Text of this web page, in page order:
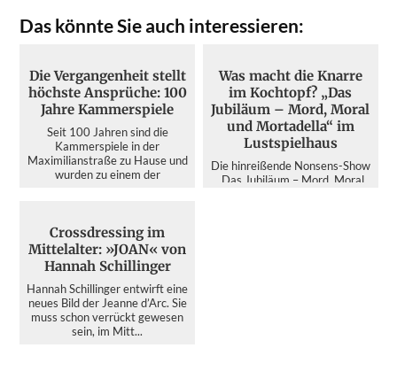
Das könnte Sie auch interessieren:
Die Vergangenheit stellt
höchste Ansprüche: 100
Jahre Kammerspiele
Seit 100 Jahren sind die
Kammerspiele in der
Maximilianstraße zu Hause und
wurden zu einem der
Was macht die Knarre
im Kochtopf? „Das
Jubiläum – Mord, Moral
und Mortadella“ im
Lustspielhaus
Die hinreißende Nonsens-Show
„Das Jubiläum – Mord, Moral
Crossdressing im
Mittelalter: »JOAN« von
Hannah Schillinger
Hannah Schillinger entwirft eine
neues Bild der Jeanne d’Arc. Sie
muss schon verrückt gewesen
sein, im Mitt...